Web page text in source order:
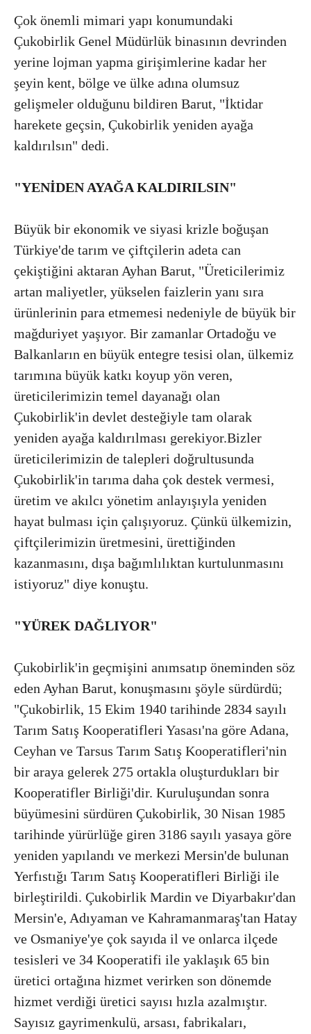
Çok önemli mimari yapı konumundaki
Çukobirlik Genel Müdürlük binasının devrinden
yerine lojman yapma girişimlerine kadar her
şeyin kent, bölge ve ülke adına olumsuz
gelişmeler olduğunu bildiren Barut, "İktidar
harekete geçsin, Çukobirlik yeniden ayağa
kaldırılsın" dedi.
"YENİDEN AYAĞA KALDIRILSIN"
Büyük bir ekonomik ve siyasi krizle boğuşan
Türkiye'de tarım ve çiftçilerin adeta can
çekiştiğini aktaran Ayhan Barut, "Üreticilerimiz
artan maliyetler, yükselen faizlerin yanı sıra
ürünlerinin para etmemesi nedeniyle de büyük bir
mağduriyet yaşıyor. Bir zamanlar Ortadoğu ve
Balkanların en büyük entegre tesisi olan, ülkemiz
tarımına büyük katkı koyup yön veren,
üreticilerimizin temel dayanağı olan
Çukobirlik'in devlet desteğiyle tam olarak
yeniden ayağa kaldırılması gerekiyor.Bizler
üreticilerimizin de talepleri doğrultusunda
Çukobirlik'in tarıma daha çok destek vermesi,
üretim ve akılcı yönetim anlayışıyla yeniden
hayat bulması için çalışıyoruz. Çünkü ülkemizin,
çiftçilerimizin üretmesini, ürettiğinden
kazanmasını, dışa bağımlılıktan kurtulunmasını
istiyoruz" diye konuştu.
"YÜREK DAĞLIYOR"
Çukobirlik'in geçmişini anımsatıp öneminden söz
eden Ayhan Barut, konuşmasını şöyle sürdürdü;
"Çukobirlik, 15 Ekim 1940 tarihinde 2834 sayılı
Tarım Satış Kooperatifleri Yasası'na göre Adana,
Ceyhan ve Tarsus Tarım Satış Kooperatifleri'nin
bir araya gelerek 275 ortakla oluşturdukları bir
Kooperatifler Birliği'dir. Kuruluşundan sonra
büyümesini sürdüren Çukobirlik, 30 Nisan 1985
tarihinde yürürlüğe giren 3186 sayılı yasaya göre
yeniden yapılandı ve merkezi Mersin'de bulunan
Yerfıstığı Tarım Satış Kooperatifleri Birliği ile
birleştirildi. Çukobirlik Mardin ve Diyarbakır'dan
Mersin'e, Adıyaman ve Kahramanmaraş'tan Hatay
ve Osmaniye'ye çok sayıda il ve onlarca ilçede
tesisleri ve 34 Kooperatifi ile yaklaşık 65 bin
üretici ortağına hizmet verirken son dönemde
hizmet verdiği üretici sayısı hızla azalmıştır.
Sayısız gayrimenkulü, arsası, fabrikaları,